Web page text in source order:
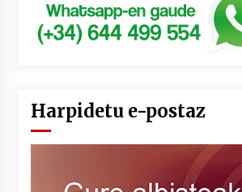
Harpidetu e-postaz